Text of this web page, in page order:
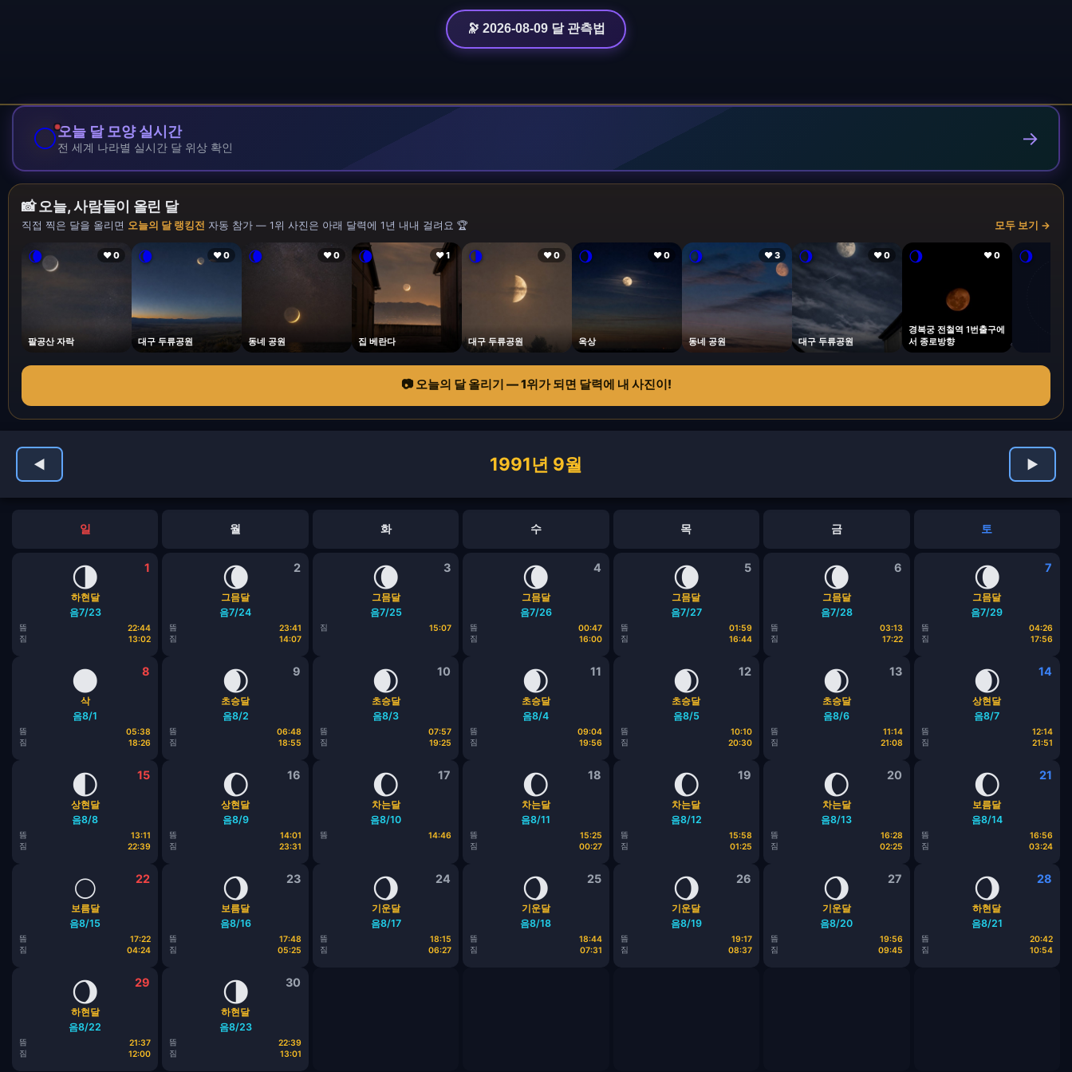
🔭 2026-08-09 달 관측법
🌕오늘 달 모양 실시간
전 세계 나라별 실시간 달 위상 확인 →
📸 오늘, 사람들이 올린 달
직접 찍은 달을 올리면 오늘의 달 랭킹전 자동 참가 — 1위 사진은 아래 달력에 1년 내내 걸려요 🏆 모두 보기 →
🌘 ❤ 0
팔공산 자락
🌘 ❤ 0
대구 두류공원
🌘 ❤ 0
동네 공원
🌘 ❤ 1
집 베란다
🌗 ❤ 0
대구 두류공원
🌖 ❤ 0
옥상
🌖 ❤ 3
동네 공원
🌖 ❤ 0
대구 두류공원
🌖 ❤ 0
경복궁 전철역 1번출구에
서 종로방향
🌖
📷 오늘의 달 올리기 — 1위가 되면 달력에 내 사진이!
◀ 1991년 9월 ▶
일 월 화 수 목 금 토
1
🌗
하현달
음7/23
뜸
22:44
짐
13:02
2
🌘
그믐달
음7/24
뜸
23:41
짐
14:07
3
🌘
그믐달
음7/25
짐 15:07
4
🌘
그믐달
음7/26
뜸
00:47
짐
16:00
5
🌘
그믐달
음7/27
뜸
01:59
짐
16:44
6
🌘
그믐달
음7/28
뜸
03:13
짐
17:22
7
🌘
그믐달
음7/29
뜸
04:26
짐
17:56
8
🌑
삭
음8/1
뜸
05:38
짐
18:26
9
🌒
초승달
음8/2
뜸
06:48
짐
18:55
10
🌒
초승달
음8/3
뜸
07:57
짐
19:25
11
🌒
초승달
음8/4
뜸
09:04
짐
19:56
12
🌒
초승달
음8/5
뜸
10:10
짐
20:30
13
🌒
초승달
음8/6
뜸
11:14
짐
21:08
14
🌒
상현달
음8/7
뜸
12:14
짐
21:51
15
🌓
상현달
음8/8
뜸
13:11
짐
22:39
16
🌔
상현달
음8/9
뜸
14:01
짐
23:31
17
🌔
차는달
음8/10
뜸 14:46
18
🌔
차는달
음8/11
뜸
15:25
짐
00:27
19
🌔
차는달
음8/12
뜸
15:58
짐
01:25
20
🌔
차는달
음8/13
뜸
16:28
짐
02:25
21
🌔
보름달
음8/14
뜸
16:56
짐
03:24
22
🌕
보름달
음8/15
뜸
17:22
짐
04:24
23
🌖
보름달
음8/16
뜸
17:48
짐
05:25
24
🌖
기운달
음8/17
뜸
18:15
짐
06:27
25
🌖
기운달
음8/18
뜸
18:44
짐
07:31
26
🌖
기운달
음8/19
뜸
19:17
짐
08:37
27
🌖
기운달
음8/20
뜸
19:56
짐
09:45
28
🌖
하현달
음8/21
뜸
20:42
짐
10:54
29
🌖
하현달
음8/22
뜸
21:37
짐
12:00
30
🌗
하현달
음8/23
뜸
22:39
짐
13:01